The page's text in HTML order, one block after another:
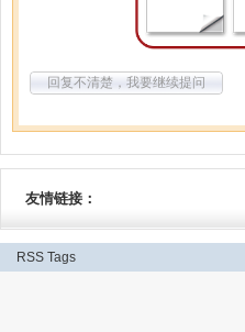
回复不清楚，我要继续提问
友情链接：
RSS Tags